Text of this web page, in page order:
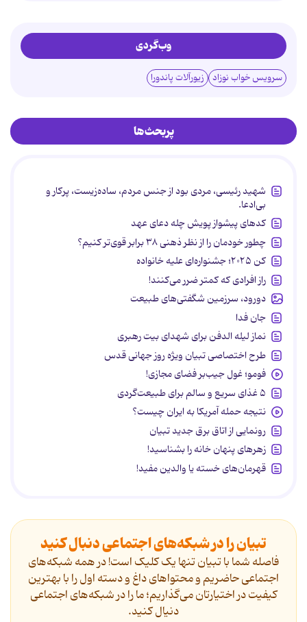
وب‌گردی
سرویس خواب نوزاد زیورآلات پاندورا
پربحث‌ها
شهید رئیسی، مردی بود از جنس مردم، ساده‌زیست، پرکار و
بی‌ادعا.
کدهای پیشواز پویش چله دعای عهد
چطور خودمان را از نظر ذهنی ۳۸ برابر قوی‌تر کنیم؟
کن ۲۰۲۵؛ جشنواره‌ای علیه خانواده
راز افرادی که کمتر ضرر می‌کنند!
دورود، سرزمین شگفتی‌های طبیعت
جان فدا
نماز لیله الدفن برای شهدای بیت رهبری
طرح اختصاصی تبیان ویژه روز جهانی قدس
فومو؛ غول جیب‌بر فضای مجازی!
۵ غذای سریع و سالم برای طبیعت‌گردی
نتیجه حمله آمریکا به ایران چیست؟
رونمایی از اتاق برق جدید تبیان
زهرهای پنهان خانه را بشناسید!
قهرمان‌های خسته یا والدین مفید!
تبیان را در شبکه‌های اجتماعی دنبال کنید
فاصله شما با تبیان تنها یک کلیک است! در همه شبکه‌های
اجتماعی حاضریم و محتواهای داغ و دسته اول را با بهترین
کیفیت در اختیارتان می‌گذاریم؛ ما را در شبکه‌های اجتماعی
دنیال کنید.